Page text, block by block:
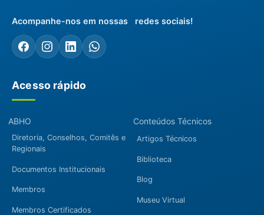
Acompanhe-nos em nossas redes sociais!
Acesso rápido
ABHO
Diretoria, Conselhos, Comitês e
Regionais
Documentos Institucionais
Membros
Membros Certificados
Conteúdos Técnicos
Artigos Técnicos
Biblioteca
Blog
Museu Virtual